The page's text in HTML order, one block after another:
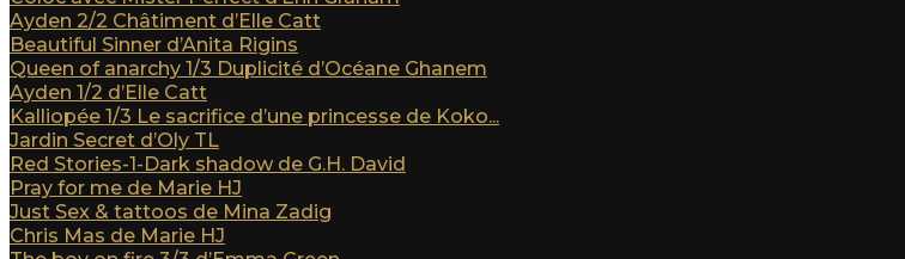
Ayden 2/2 Châtiment d’Elle Catt
Beautiful Sinner d’Anita Rigins
Queen of anarchy 1/3 Duplicité d’Océane Ghanem
Ayden 1/2 d’Elle Catt
Kalliopée 1/3 Le sacrifice d’une princesse de Koko...
Jardin Secret d’Oly TL
Red Stories-1-Dark shadow de G.H. David
Pray for me de Marie HJ
Just Sex & tattoos de Mina Zadig
Chris Mas de Marie HJ